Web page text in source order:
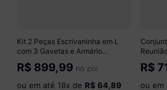
Kit 2 Peças Escrivaninha em L
com 3 Gavetas e Armário
Multiuso com Vidro Glass
Multimóveis MP6049 Preto
R$ 899,99 no pix
ou em até 18x de R$ 64,89
TV
R$
ou em